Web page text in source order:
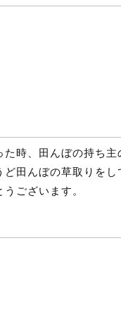
た時、田んぼの持ち主
ど田んぼの草取りを
うございます。